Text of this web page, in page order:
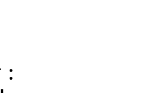
تگهای مطلب :